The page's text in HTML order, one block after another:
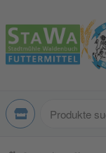
Zur
Navigation
springen
Zum
Inhalt
springen
Produkte